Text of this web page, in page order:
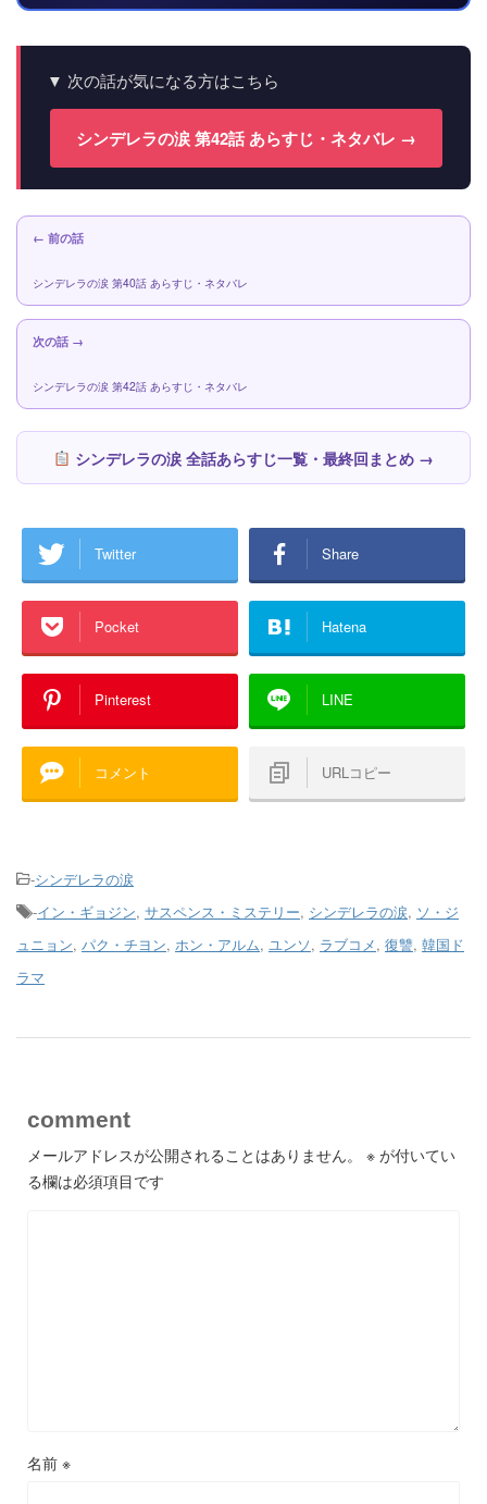
▼ 次の話が気になる方はこちら
シンデレラの涙 第42話 あらすじ・ネタバレ →
← 前の話
シンデレラの涙 第40話 あらすじ・ネタバレ
次の話 →
シンデレラの涙 第42話 あらすじ・ネタバレ
シンデレラの涙 全話あらすじ一覧・最終回まとめ →
Twitter Share
Pocket Hatena
Pinterest LINE
コメント URLコピー
-シンデレラの涙
-イン・ギョジン, サスペンス・ミステリー, シンデレラの涙, ソ・ジ
ュニョン, パク・チヨン, ホン・アルム, ユンソ, ラブコメ, 復讐, 韓国ド
ラマ
comment
メールアドレスが公開されることはありません。 ※ が付いてい
る欄は必須項目です
名前 ※